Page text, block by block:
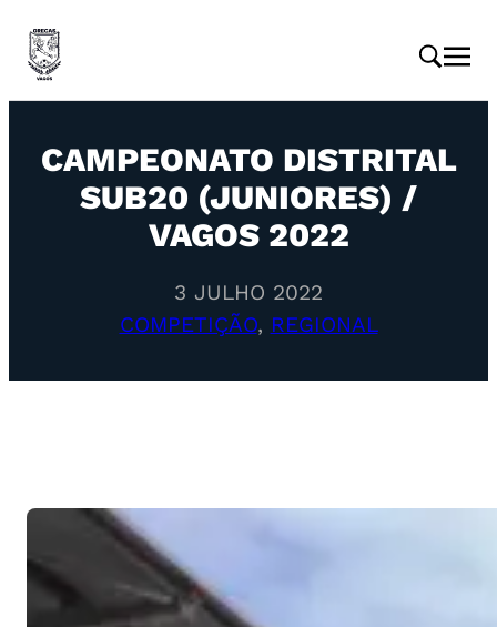
CAMPEONATO DISTRITAL
SUB20 (JUNIORES) /
VAGOS 2022
3 JULHO 2022
COMPETIÇÃO, REGIONAL